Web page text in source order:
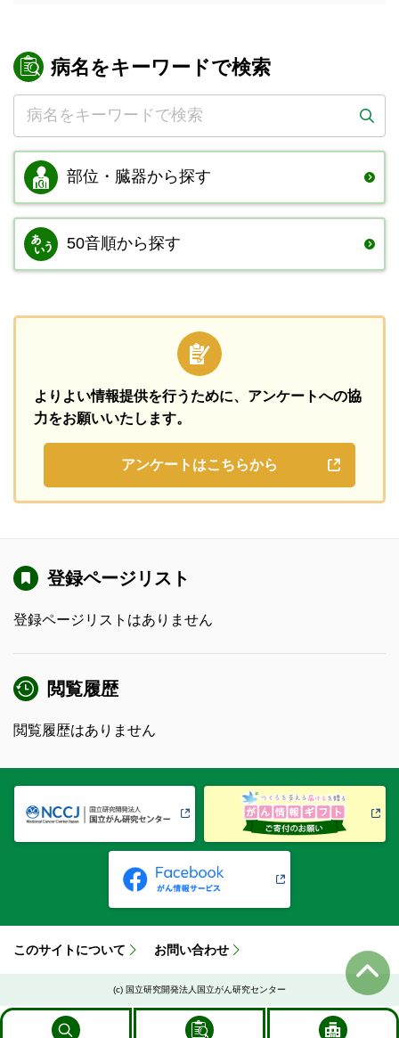
病名をキーワードで検索
部位・臓器から探す
50音順から探す
よりよい情報提供を行うために、 アンケートへの協
力をお願いいたします。
アンケートはこちらから
登録ページリスト
登録ページリストはありません
閲覧履歴
閲覧履歴はありません
(c) 国立研究開発法人国立がん研究センター
このサイトについて お問い合わせ